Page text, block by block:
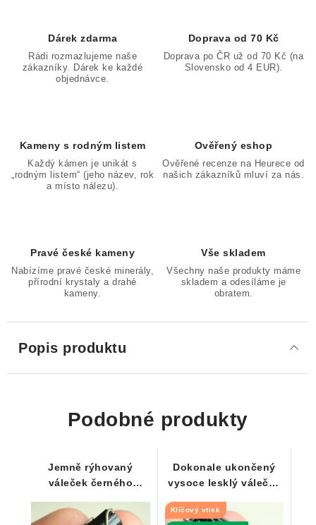
Dárek zdarma
Rádi rozmazlujeme naše
zákazníky. Dárek ke každé
objednávce.
Doprava od 70 Kč
Doprava po ČR už od 70 Kč (na
Slovensko od 4 EUR).
Kameny s rodným listem
Každý kámen je unikát s
„rodným listem“ (jeho název, rok
a místo nálezu).
Ověřený eshop
Ověřené recenze na Heurece od
našich zákazníků mluví za nás.
Pravé české kameny
Nabízíme pravé české minerály,
přírodní krystaly a drahé
kameny.
Vše skladem
Všechny naše produkty máme
skladem a odesíláme je
obratem.
Popis produktu
Podobné produkty
Jemně rýhovaný
váleček černého
střbře
Dokonale ukončený
vysoce lesklý váleček
vtiskem
Klíčový vtisk